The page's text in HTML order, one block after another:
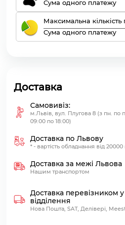
Сума одного платежу
Максимальна кількість
Сума одного платежу
Доставка
Самовивіз:
м.Львів, вул. Плугова 8 (з пн. по
09:00 по 18:00)
Доставка по Львову
* - вартість обладнання від 20000
Доставка за межі Львова
Нашим транспортом
Доставка перевізником у
відділення
Нова Пошта, SAT, Делівері,